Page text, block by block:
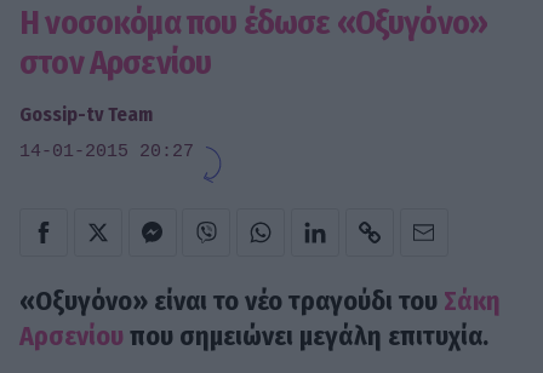
Η νοσοκόμα που έδωσε «Οξυγόνο»
στον Αρσενίου
Gossip-tv Team
14-01-2015 20:27
«Οξυγόνο» είναι το νέο τραγούδι του Σάκη
Αρσενίου που σημειώνει μεγάλη επιτυχία.